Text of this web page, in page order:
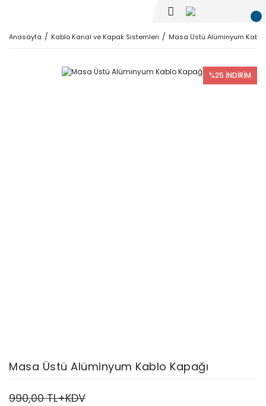
Anasayfa Kablo Kanal ve Kapak Sistemleri Masa Üstü Alüminyum Kablo
%25 İNDİRİM
Masa Üstü Alüminyum Kablo Kapağı
990,00 TL+KDV